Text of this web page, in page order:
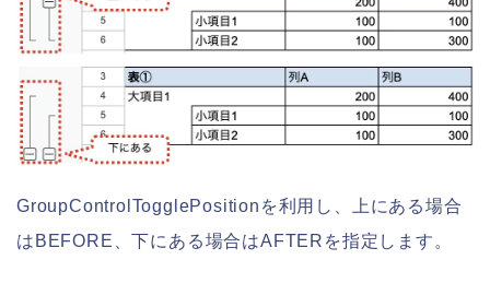
GroupControlTogglePositionを利用し、上にある場合
はBEFORE、下にある場合はAFTERを指定します。